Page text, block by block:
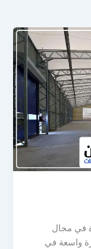
في مجال
واسعة في